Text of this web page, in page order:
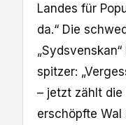
Landes für
da.“ Die
spitzer:
– jetzt zählt die
erschöpfte